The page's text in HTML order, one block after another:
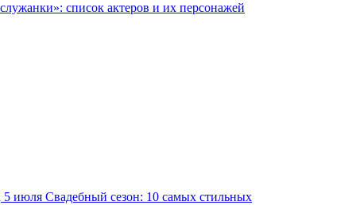
служанки»: список актеров и их персонажей
5 июля Свадебный сезон: 10 самых стильных